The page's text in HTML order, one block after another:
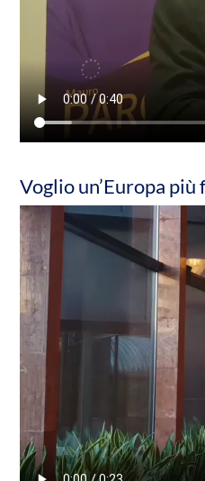
Voglio un’Europa